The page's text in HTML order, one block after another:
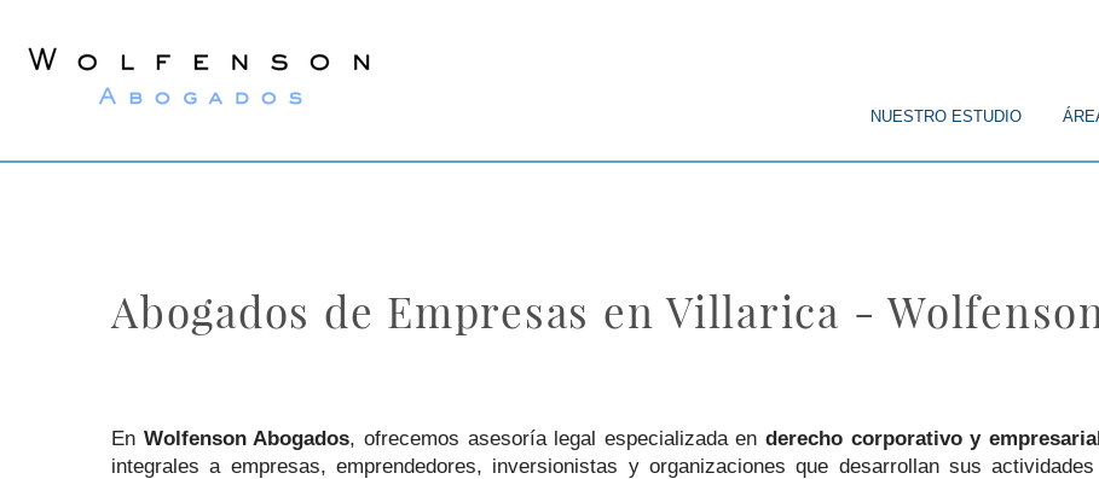
NUESTRO ESTUDIO
Abogados de Empresas en Villarica -
En Wolfenson Abogados, ofrecemos asesoría legal especializada en derecho corporativo y
integrales a empresas, emprendedores, inversionistas y organizaciones que desarrollan sus
Wolfenson